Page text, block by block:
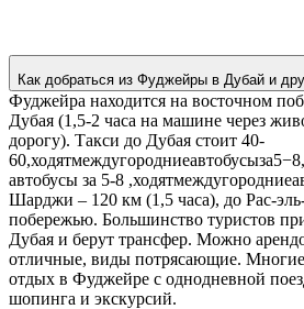
Как добраться из Фуджейры в Дубай и
Фуджейра находится на восточном
Дубая (1,5-2 часа на машине через
дорогу). Такси до Дубая стоит 40-
автобусы за 5-8
Шарджи – 120 км (1,5 часа), до Рас-
побережью. Большинство туристов
Дубая и берут трансфер. Можно
отличные, виды потрясающие.
отдых в Фуджейре с однодневной
шопинга и экскурсий.